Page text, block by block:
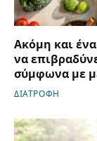
Ακόμη και
να
σύμφωνα με
ΔΙΑΤΡΟΦΗ